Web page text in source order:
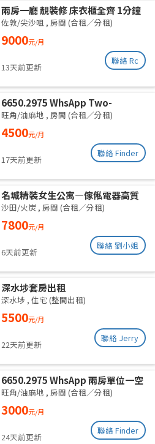
兩房一廳 靚裝修 床衣櫃全齊 1分鐘
柯士甸站 5分鐘佐敦站
佐敦/尖沙咀 , 房間 (合租／分租)
9000元/月
13天前更新
聯絡 Rc
6650.2975 WhsApp Two-
bedroom unit with one empty
room, newly renovated,
available for separate rental or
shared accommodation. High
floor with roof. Utilities
included. Excellent ventilation,
clean and quiet.
旺角/油麻地 , 房間 (合租／分租)
4500元/月
17天前更新
聯絡 Finder
名城精裝女生公寓—傢俬電器高質
齊全 拎包即入住 (業主自放無佣)
沙田/火炭 , 房間 (合租／分租)
7800元/月
6天前更新
聯絡 劉小姐
深水埗套房出租
深水埗 , 住宅 (整間出租)
5500元/月
22天前更新
聯絡 Jerry
6650.2975 WhsApp 兩房單位一空
房 旺角 287呎 全新裝修 分租 合租
性別不限 高層有𨋢 四通八達 三面大
窗 空氣流通 乾淨安靜 包wifi水電
旺角/油麻地 , 房間 (合租／分租)
3000元/月
24天前更新
聯絡 Finder